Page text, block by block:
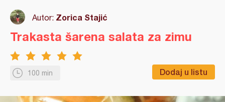
Autor: Zorica Stajić
100 min Dodaj u listu
Trakasta šarena salata za zimu